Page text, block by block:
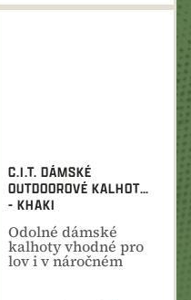
C.I.T. DÁMSKÉ
OUTDOOROVÉ KALHOTY
- KHAKI
Odolné dámské
kalhoty vhodné pro
lov i v náročném